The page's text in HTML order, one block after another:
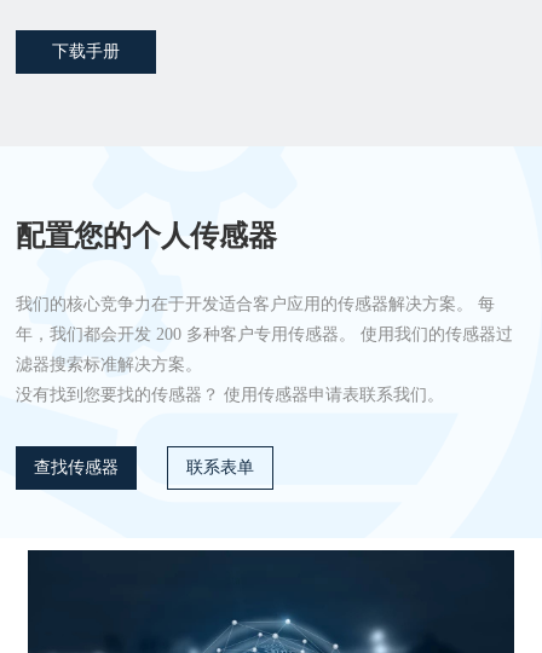
下载手册
配置您的个人传感器
我们的核心竞争力在于开发适合客户应用的传感器解决方案。 每
年，我们都会开发 200 多种客户专用传感器。 使用我们的传感器过
滤器搜索标准解决方案。
没有找到您要找的传感器？ 使用传感器申请表联系我们。
查找传感器 联系表单